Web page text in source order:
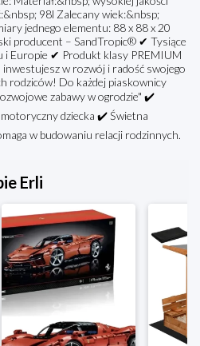
98l Zalecany wiek:&nbsp;
jednego elementu: 88 x 88 x 20
producent – SandTropic® ✔ Tysiące
i Europie ✔ Produkt klasy PREMIUM
w rozwój i radość swojego
rodziców! Do każdej piaskownicy
zabawy w ogrodzie" ✔️
dziecka ✔️ Świetna
w budowaniu relacji rodzinnych.
Erli